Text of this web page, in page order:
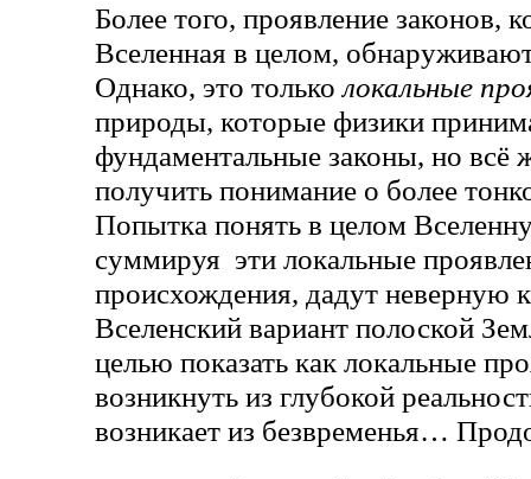
Более того, проявление законов,
Вселенная в целом,
Однако, это тольколокальные
природы, которые физики
фундаментальные законы, но всё
получить понимание о более
Попытка понять в целом
суммируя эти локальные
происхождения, дадут неверную
Вселенский вариант полоской
целью показать как локальные
возникнуть из глубокой
возникает из безвременья…